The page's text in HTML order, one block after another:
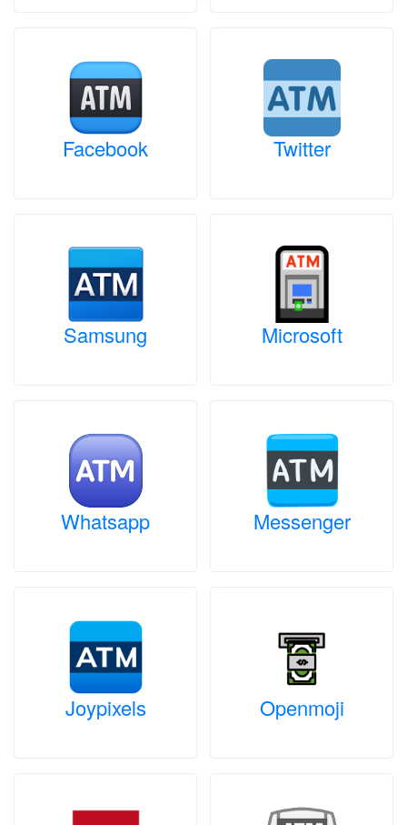
Facebook Twitter
Samsung Microsoft
Whatsapp Messenger
Joypixels Openmoji